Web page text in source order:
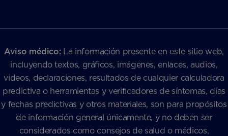
Aviso médico:La información presente en este sitio web,
incluyendo textos, gráficos, imágenes, enlaces, audios,
videos, declaraciones, resultados de cualquier calculadora
predictiva o herramientas y verificadores de síntomas, días
y fechas predictivas y otros materiales, son para propósitos
de información general únicamente, y no deben ser
considerados como consejos de salud o médicos,